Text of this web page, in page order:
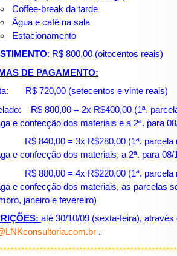
Coffee-break da tarde
Água e café na sala
Estacionamento
: R$ 800,00 (oitocentos reais)
DE PAGAMENTO:
R$ 720,00 (setecentos e vinte reais)
R$ 800,00 = 2x R$400,00 (1ª.
e confecção dos materiais e a 2ª. para
= 3x R$280,00 (1ª. parcela na
e confecção dos materiais, a 2ª. para 08/
= 4x R$220,00 (1ª. parcela na
e confecção dos materiais, as parcelas
janeiro e fevereiro)
até 30/10/09 (sexta-feira), através
.